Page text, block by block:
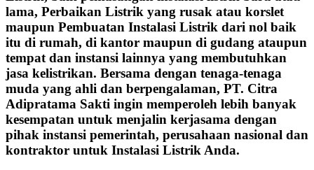
lama, Perbaikan Listrik yang rusak atau korslet
maupun Pembuatan Instalasi Listrik dari nol baik
itu di rumah, di kantor maupun di gudang ataupun
tempat dan instansi lainnya yang membutuhkan
jasa kelistrikan. Bersama dengan tenaga-tenaga
muda yang ahli dan berpengalaman, PT. Citra
Adipratama Sakti ingin memperoleh lebih banyak
kesempatan untuk menjalin kerjasama dengan
pihak instansi pemerintah, perusahaan nasional dan
kontraktor untuk Instalasi Listrik Anda.